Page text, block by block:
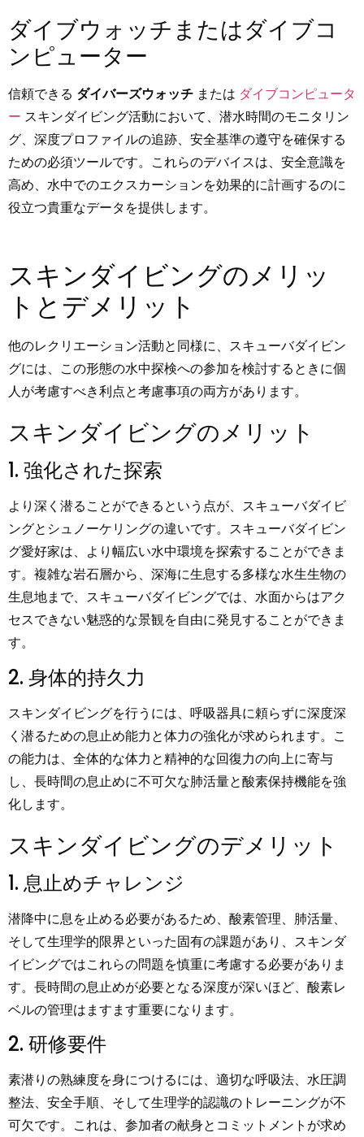
ダイブウォッチまたはダイブコ
ンピューター
信頼できる ダイバーズウォッチ または ダイブコンピュータ
ー スキンダイビング活動において、潜水時間のモニタリン
グ、深度プロファイルの追跡、安全基準の遵守を確保する
ための必須ツールです。これらのデバイスは、安全意識を
高め、水中でのエクスカーションを効果的に計画するのに
役立つ貴重なデータを提供します。
スキンダイビングのメリッ
トとデメリット
他のレクリエーション活動と同様に、スキューバダイビン
グには、この形態の水中探検への参加を検討するときに個
人が考慮すべき利点と考慮事項の両方があります。
スキンダイビングのメリット
1. 強化された探索
より深く潜ることができるという点が、スキューバダイビ
ングとシュノーケリングの違いです。スキューバダイビン
グ愛好家は、より幅広い水中環境を探索することができま
す。複雑な岩石層から、深海に生息する多様な水生生物の
生息地まで、スキューバダイビングでは、水面からはアク
セスできない魅惑的な景観を自由に発見することができま
す。
2. 身体的持久力
スキンダイビングを行うには、呼吸器具に頼らずに深度深
く潜るための息止め能力と体力の強化が求められます。こ
の能力は、全体的な体力と精神的な回復力の向上に寄与
し、長時間の息止めに不可欠な肺活量と酸素保持機能を強
化します。
スキンダイビングのデメリット
1. 息止めチャレンジ
潜降中に息を止める必要があるため、酸素管理、肺活量、
そして生理学的限界といった固有の課題があり、スキンダ
イビングではこれらの問題を慎重に考慮する必要がありま
す。長時間の息止めが必要となる深度が深いほど、酸素レ
ベルの管理はますます重要になります。
2. 研修要件
素潜りの熟練度を身につけるには、適切な呼吸法、水圧調
整法、安全手順、そして生理学的認識のトレーニングが不
可欠です。これは、参加者の献身とコミットメントが求め